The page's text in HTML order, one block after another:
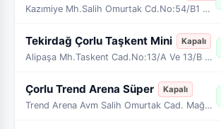
Kazımiye Mh.Salih Omurtak Cd.No:54/B1 Çorlu/Tekird
Tekirdağ Çorlu Taşkent Mini Kapalı
Alipaşa Mh.Taskent Cad.No:13/A Ve 13/B Çorlu/Tekir
Çorlu Trend Arena Süper Kapalı
Trend Arena Avm Salih Omurtak Cad. Mağaza No:8 Çor